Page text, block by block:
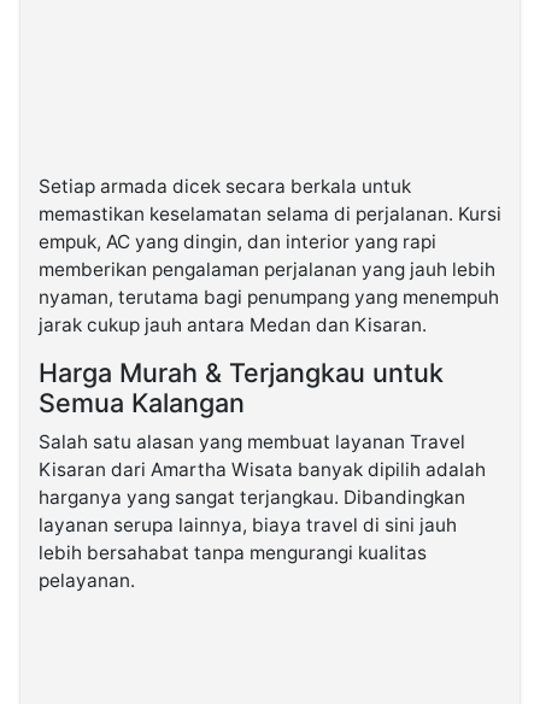
Setiap armada dicek secara berkala untuk
memastikan keselamatan selama di perjalanan. Kursi
empuk, AC yang dingin, dan interior yang rapi
memberikan pengalaman perjalanan yang jauh lebih
nyaman, terutama bagi penumpang yang menempuh
jarak cukup jauh antara Medan dan Kisaran.
Harga Murah & Terjangkau untuk
Semua Kalangan
Salah satu alasan yang membuat layanan Travel
Kisaran dari Amartha Wisata banyak dipilih adalah
harganya yang sangat terjangkau. Dibandingkan
layanan serupa lainnya, biaya travel di sini jauh
lebih bersahabat tanpa mengurangi kualitas
pelayanan.